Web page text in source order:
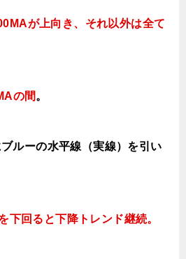
が上向き、それ以外は全て
の間。
ルーの水平線（実線）を引い
下回ると下降トレンド継続。